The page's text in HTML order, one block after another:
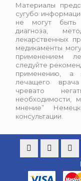
Материалы
сугубо
не могут быть
диагноза,
лекарственных
медикаменты
применением
следуйте
применению, а
лечащего
чревато
необходимости,
мнение”
консультации.